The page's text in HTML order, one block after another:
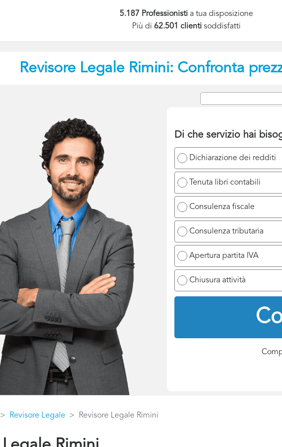
5.187 Professionisti a tua disposizione
Più di62.501 clientisoddisfatti
Revisore Legale Rimini: Confronta
Di che servizio hai
Dichiarazione dei redditi
Tenuta libri contabili
Consulenza fiscale
Consulenza tributaria
Apertura partita IVA
Chiusura attività
Revisore Legale Revisore Legale Rimini